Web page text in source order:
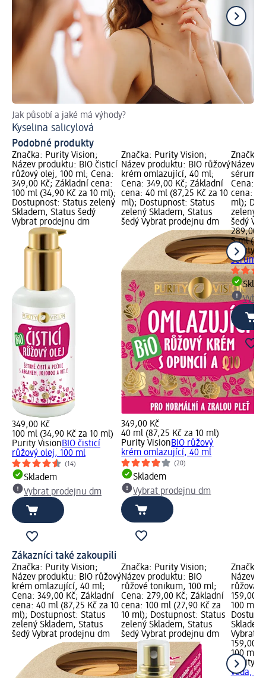
Jak působí a jaké má výhody?
Kyselina salicylová
Podobné produkty
Značka: Purity Vision;
Název produktu: BIO čisticí
růžový olej, 100 ml; Cena:
349,00 Kč; Základní cena:
100 ml (34,90 Kč za 10 ml);
Dostupnost: Status zelený
Skladem, Status šedý
Vybrat prodejnu dm
349,00 Kč
100 ml (34,90 Kč za 10 ml)
Purity VisionBIO čisticí
růžový olej, 100 ml
(14)
Skladem
Vybrat prodejnu dm
Značka: Purity Vision;
Název produktu: BIO růžový
krém omlazující, 40 ml;
Cena: 349,00 Kč; Základní
cena: 40 ml (87,25 Kč za 10
ml); Dostupnost: Status
zelený Skladem, Status
šedý Vybrat prodejnu dm
349,00 Kč
40 ml (87,25 Kč za 10 ml)
Purity VisionBIO růžový
krém omlazující, 40 ml
(20)
Skladem
Vybrat prodejnu dm
Značka:
Název
sérum
Cena:
cena: 5
ml);
zelený
šedý
289,00
5 ml
Purity
sérum
Zákazníci také zakoupili
Značka: Purity Vision;
Název produktu: BIO růžový
krém omlazující, 40 ml;
Cena: 349,00 Kč; Základní
cena: 40 ml (87,25 Kč za 10
ml); Dostupnost: Status
zelený Skladem, Status
šedý Vybrat prodejnu dm
Značka: Purity Vision;
Název produktu: BIO
růžové tonikum, 100 ml;
Cena: 279,00 Kč; Základní
cena: 100 ml (27,90 Kč za
10 ml); Dostupnost: Status
zelený Skladem, Status
šedý Vybrat prodejnu dm
Značka:
Název
růžová
159,00
100 ml
Vybrat
159,00
100 ml
Purity
voda,